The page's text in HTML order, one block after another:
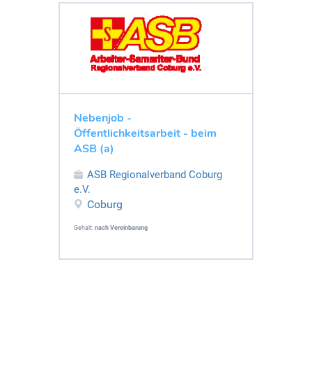
Nebenjob -
Öffentlichkeitsarbeit - beim
ASB (a)
ASB Regionalverband Coburg
e.V.
Coburg
Gehalt: nach Vereinbarung